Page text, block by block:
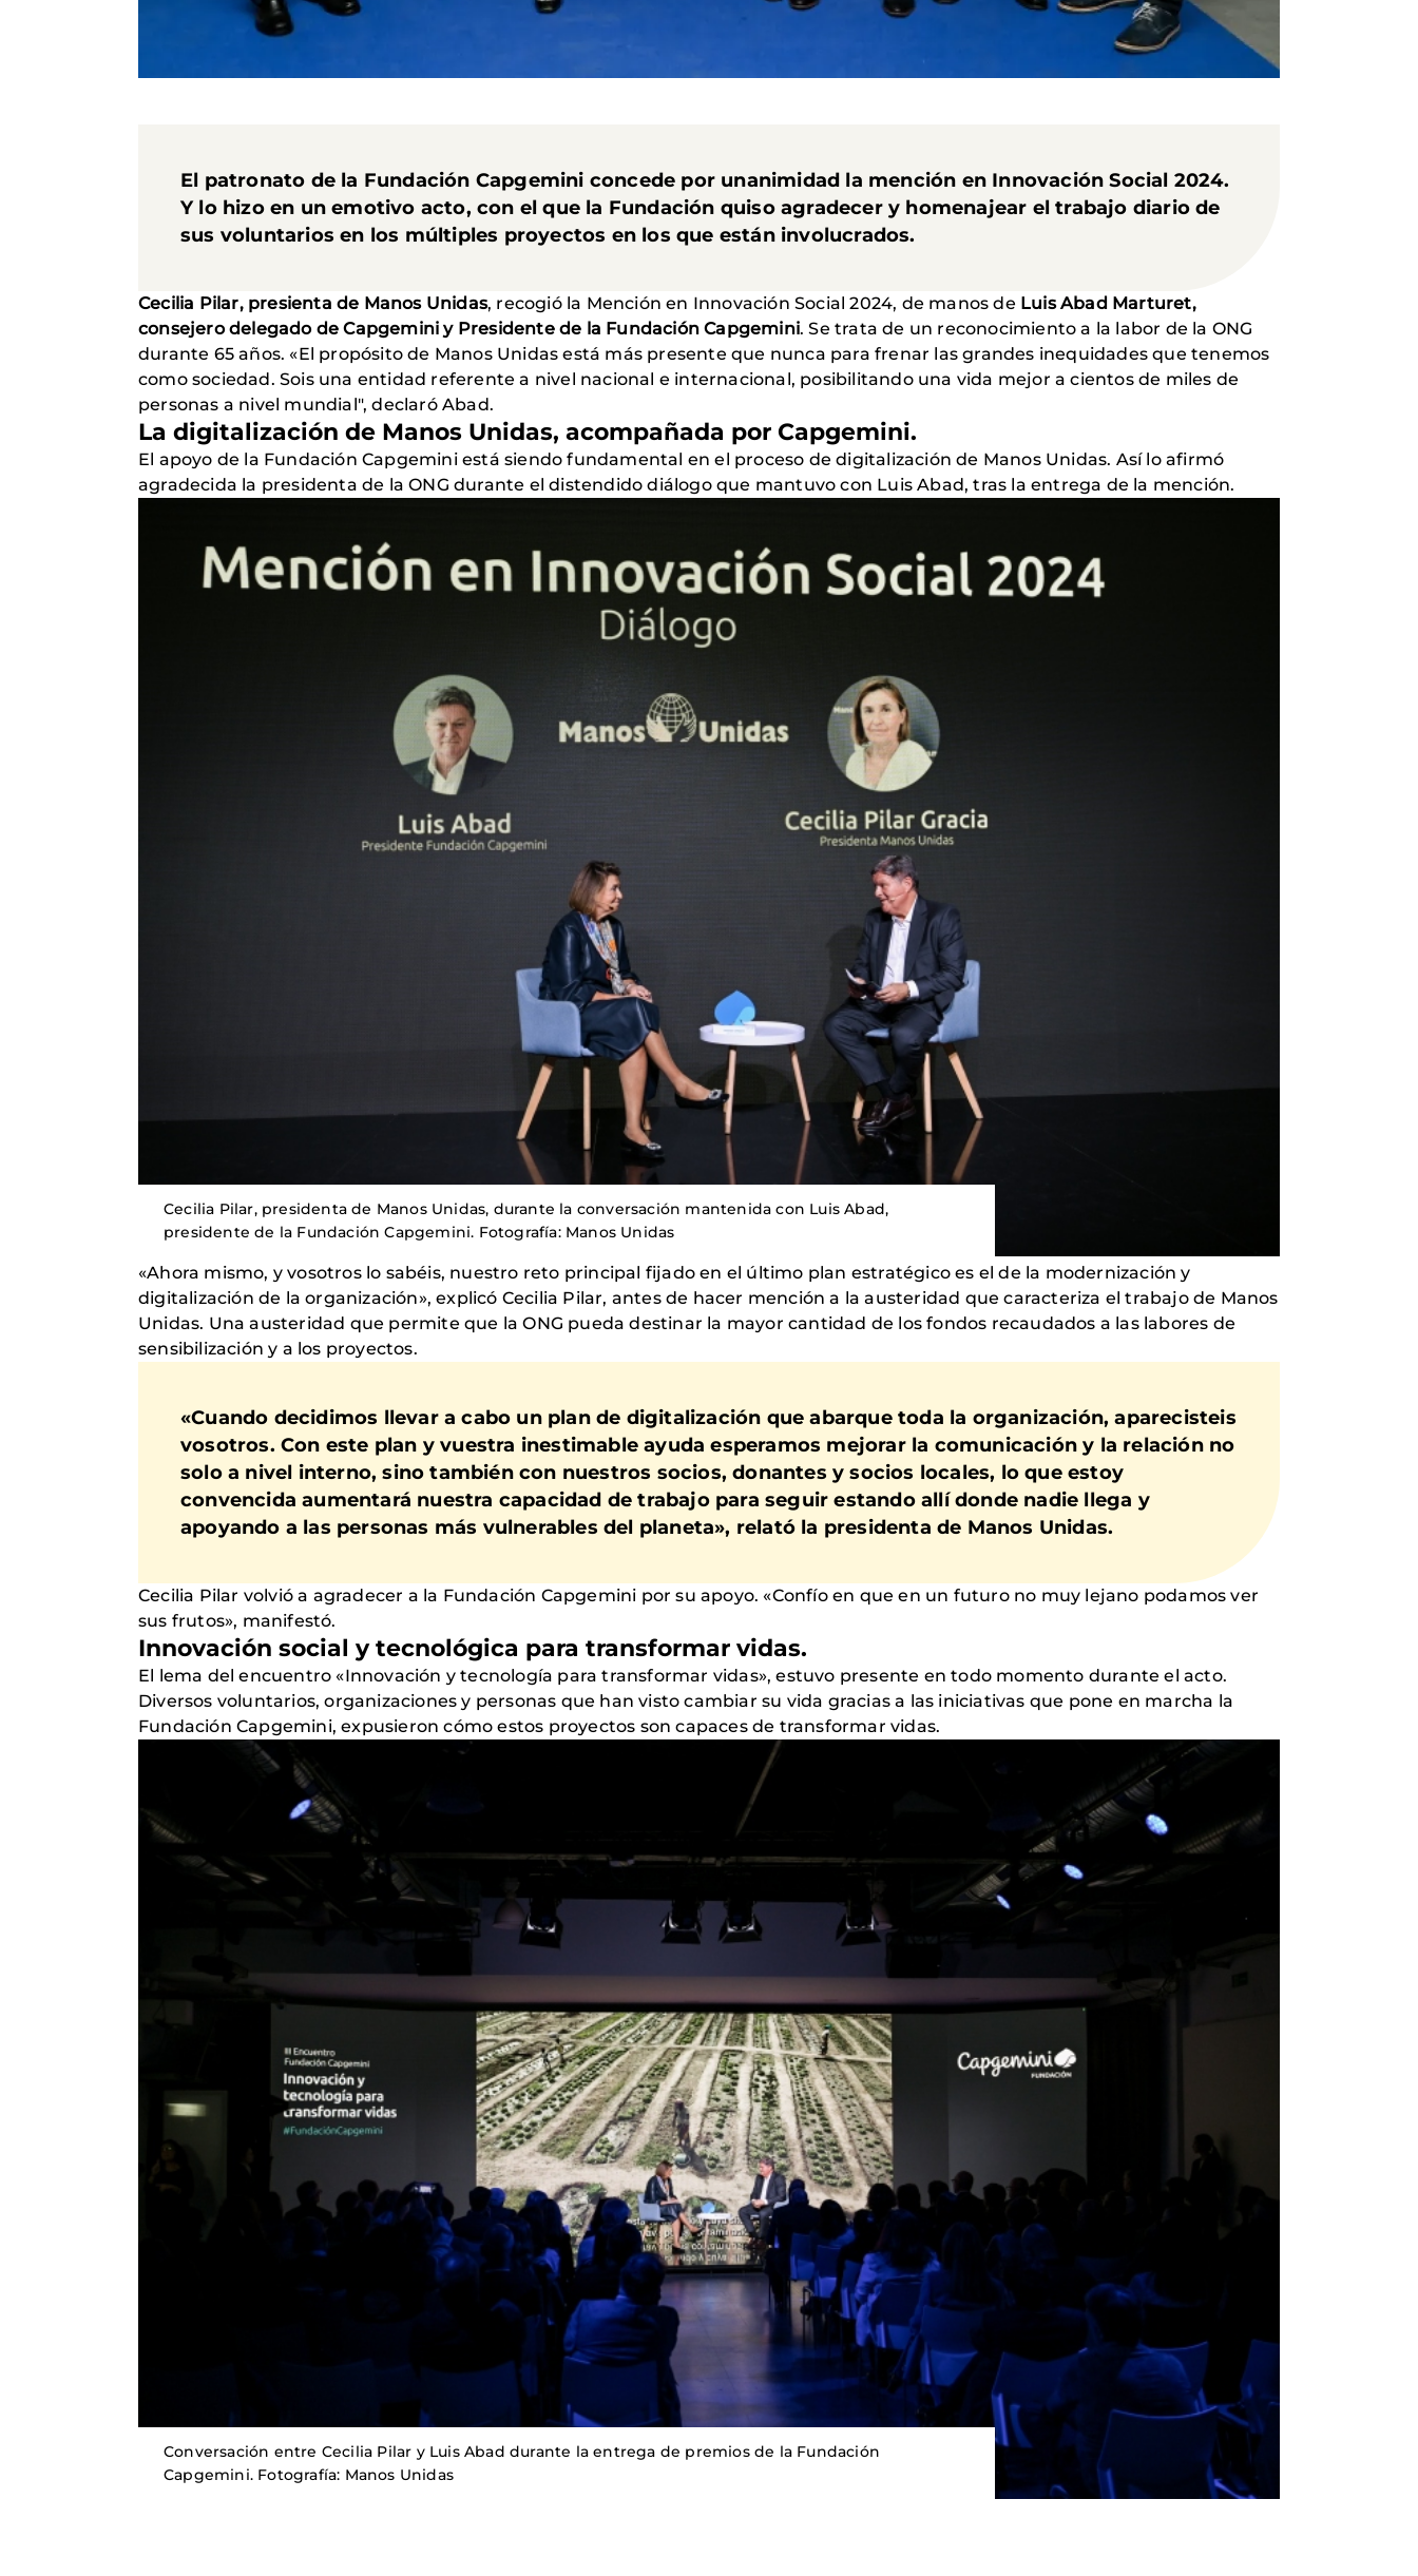
El patronato de la Fundación Capgemini concede por unanimidad la mención en Innovación Social 2024.
Y lo hizo en un emotivo acto, con el que la Fundación quiso agradecer y homenajear el trabajo diario de
sus voluntarios en los múltiples proyectos en los que están involucrados.
Cecilia Pilar, presienta de Manos Unidas, recogió la Mención en Innovación Social 2024, de manos de Luis Abad Marturet,
consejero delegado de Capgemini y Presidente de la Fundación Capgemini. Se trata de un reconocimiento a la labor de la ONG
durante 65 años. «El propósito de Manos Unidas está más presente que nunca para frenar las grandes inequidades que tenemos
como sociedad. Sois una entidad referente a nivel nacional e internacional, posibilitando una vida mejor a cientos de miles de
personas a nivel mundial", declaró Abad.
La digitalización de Manos Unidas, acompañada por Capgemini.
El apoyo de la Fundación Capgemini está siendo fundamental en el proceso de digitalización de Manos Unidas. Así lo afirmó
agradecida la presidenta de la ONG durante el distendido diálogo que mantuvo con Luis Abad, tras la entrega de la mención.
Cecilia Pilar, presidenta de Manos Unidas, durante la conversación mantenida con Luis Abad,
presidente de la Fundación Capgemini. Fotografía: Manos Unidas
«Ahora mismo, y vosotros lo sabéis, nuestro reto principal fijado en el último plan estratégico es el de la modernización y
digitalización de la organización», explicó Cecilia Pilar, antes de hacer mención a la austeridad que caracteriza el trabajo de Manos
Unidas. Una austeridad que permite que la ONG pueda destinar la mayor cantidad de los fondos recaudados a las labores de
sensibilización y a los proyectos.
«Cuando decidimos llevar a cabo un plan de digitalización que abarque toda la organización, aparecisteis
vosotros. Con este plan y vuestra inestimable ayuda esperamos mejorar la comunicación y la relación no
solo a nivel interno, sino también con nuestros socios, donantes y socios locales, lo que estoy
convencida aumentará nuestra capacidad de trabajo para seguir estando allí donde nadie llega y
apoyando a las personas más vulnerables del planeta», relató la presidenta de Manos Unidas.
Cecilia Pilar volvió a agradecer a la Fundación Capgemini por su apoyo. «Confío en que en un futuro no muy lejano podamos ver
sus frutos», manifestó.
Innovación social y tecnológica para transformar vidas.
El lema del encuentro «Innovación y tecnología para transformar vidas», estuvo presente en todo momento durante el acto.
Diversos voluntarios, organizaciones y personas que han visto cambiar su vida gracias a las iniciativas que pone en marcha la
Fundación Capgemini, expusieron cómo estos proyectos son capaces de transformar vidas.
Conversación entre Cecilia Pilar y Luis Abad durante la entrega de premios de la Fundación
Capgemini. Fotografía: Manos Unidas